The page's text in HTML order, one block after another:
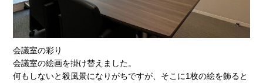
会議室の彩り
会議室の絵画を掛け替えました。
何もしないと殺風景になりがちですが、そこに1枚の絵を飾ると